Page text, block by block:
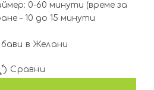
0-60 минути (време за
– 10 до 15 минути
в Желани
Сравни